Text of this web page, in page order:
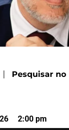
Pesquisar no
2:00 pm